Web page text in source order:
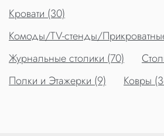
Кровати (30)
Комоды/TV-стенды/
Журнальные столики (70)
Полки и Этажерки (9)
Ковры